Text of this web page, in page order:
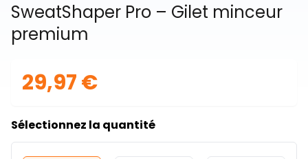
SweatShaper Pro – Gilet minceur
premium
29,97 €
Sélectionnez la quantité